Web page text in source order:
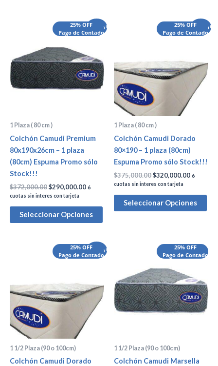
¡Oferta!
25% OFF
Pago de Contado
1 Plaza ( 80 cm )
Colchón Camudi Premium
80x190x26cm – 1 plaza
(80cm) Espuma Promo sólo
Stock!!!
$372,000.00
El
precio
era:
$372,000.00.
$290,000.00
El
precio
$290,000.00.
6
cuotas sin interes con tarjeta
Seleccionar Opciones
¡Oferta!
25% OFF
Pago de Contado
1 Plaza ( 80 cm )
Colchón Camudi Dorado
80×190 – 1 plaza (80cm)
Espuma Promo sólo Stock!!!
$375,000.00
El
precio
$320,000.00
El
precio
6
cuotas sin interes con tarjeta
Seleccionar Opciones
¡Oferta!
25% OFF
Pago de Contado
1 1/2 Plaza (90 o 100cm)
Colchón Camudi Dorado
El
precio
El
precio
$360,000.00.
25% OFF
Pago de Contado
1 1/2 Plaza (90 o 100cm)
Colchón Camudi Marsella